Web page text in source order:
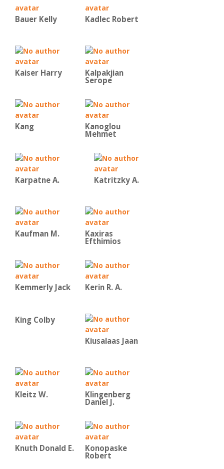
Bauer Kelly Kadlec Robert
Kaiser Harry Kalpakjian
Serope
Kang Kanoglou
Mehmet
Karpatne A. Katritzky A.
Kaufman Μ. Kaxiras
Efthimios
Kemmerly Jack Kerin R. A.
King Colby
Kiusalaas Jaan
Kleitz W. Klingenberg
Daniel J.
Knuth Donald E. Konopaske
Robert